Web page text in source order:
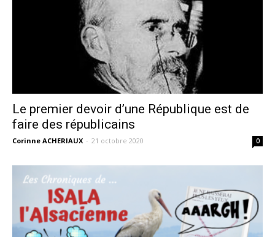
Le premier devoir d’une République est de
faire des républicains
Corinne ACHERIAUX - 21 octobre 2020 0